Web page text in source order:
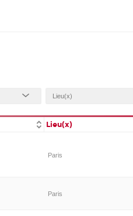
Lieu(x)
Paris
Paris